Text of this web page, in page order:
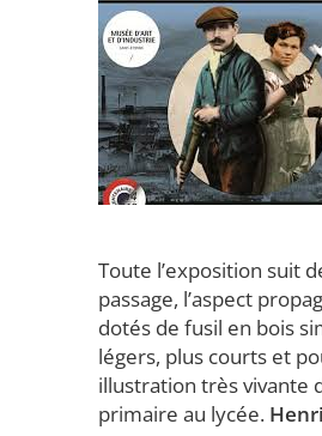
Toute l’exposition suit
passage, l’aspect
dotés de fusil en bois
légers, plus courts et
illustration très vivante
primaire au lycée.